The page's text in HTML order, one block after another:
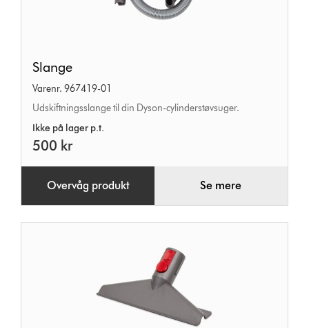
Slange
Varenr. 967419-01
Udskiftningsslange til din Dyson-cylinderstøvsuger.
Ikke på lager p.t.
500 kr
Overvåg produkt Se mere